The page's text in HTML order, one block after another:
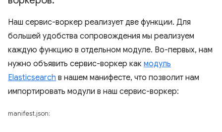
Наш сервис-воркер реализует две функции. Для
большей удобства сопровождения мы реализуем
каждую функцию в отдельном модуле. Во-первых, нам
нужно объявить сервис-воркер как модуль
Elasticsearch в нашем манифесте, что позволит нам
импортировать модули в наш сервис-воркер:
manifest.json: